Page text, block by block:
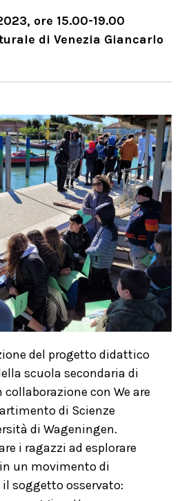
ore 15.00-19.00
di Venezia Giancarlo
del progetto didattico
scuola secondaria di
con We are
di Scienze
di Wageningen.
i ragazzi ad esplorare
un movimento di
soggetto osservato: